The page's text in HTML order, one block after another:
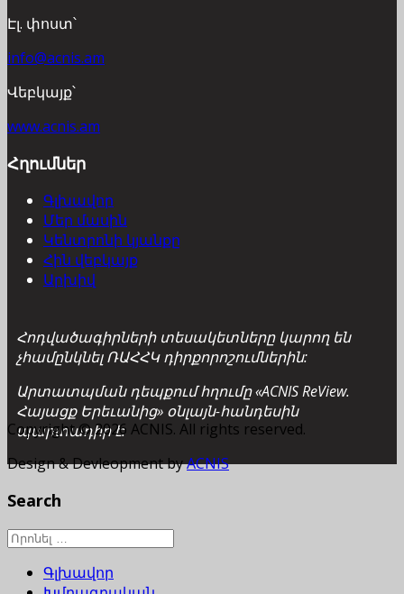
Էլ. փոստ՝
info@acnis.am
Վեբկայք՝
www.acnis.am
Հղումներ
Գլխավոր
Մեր մասին
Կենտրոնի կյանքը
Հին վեբկայք
Արխիվ
Հոդվածագիրների տեսակետները կարող են
չհամընկնել ՌԱՀՀԿ դիրքորոշումներին:
Արտատպման դեպքում հղումը «ACNIS ReView.
Հայացք Երեւանից» օնլայն-հանդեսին
պարտադիր է:
Copyright © 2026 ACNIS. All rights reserved.
Design & Devleopment byACNIS
Search
Գլխավոր